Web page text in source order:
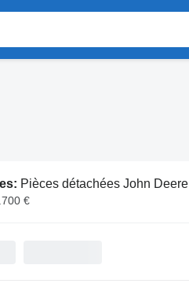
Pièces détachées John Deere
€